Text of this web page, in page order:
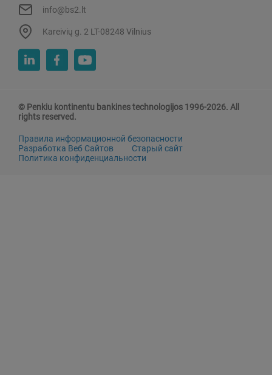
info@bs2.lt
Kareivių g. 2 LT-08248 Vilnius
© Penkiu kontinentu bankines technologijos 1996-2026. All
rights reserved.
Правила информационной безопасности
Разработка Веб Сайтов
Старый сайт
Политика конфиденциальности